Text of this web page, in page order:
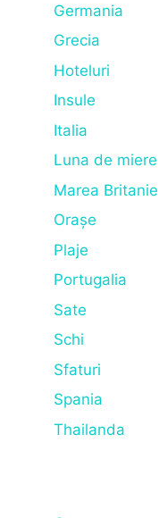
Germania
Grecia
Hoteluri
Insule
Italia
Luna de miere
Marea Britanie
Orașe
Plaje
Portugalia
Sate
Schi
Sfaturi
Spania
Thailanda